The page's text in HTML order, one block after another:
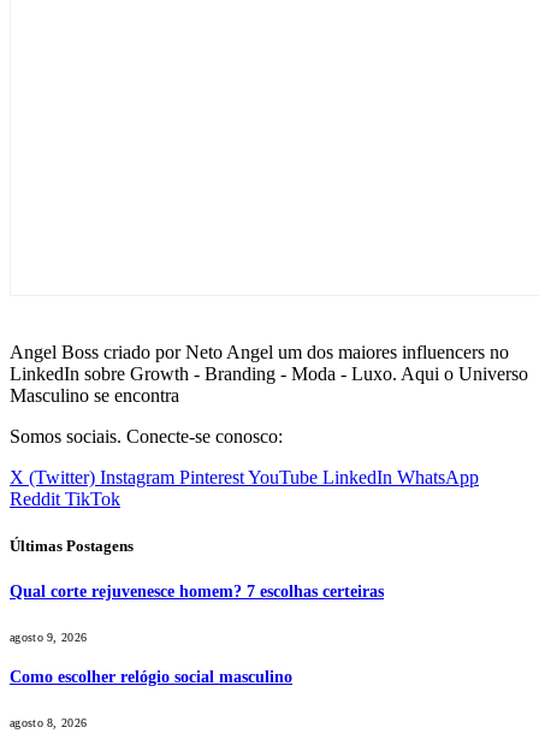
Angel Boss criado por Neto Angel um dos maiores influencers no
LinkedIn sobre Growth - Branding - Moda - Luxo. Aqui o Universo
Masculino se encontra
Somos sociais. Conecte-se conosco:
X (Twitter) Instagram PinterestYouTube LinkedIn WhatsApp
Reddit TikTok
Últimas Postagens
Qual corte rejuvenesce homem? 7 escolhas certeiras
agosto 9, 2026
Como escolher relógio social masculino
agosto 8, 2026